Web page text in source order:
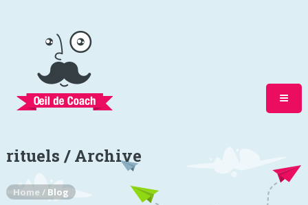
rituels / Archive
Home / Blog